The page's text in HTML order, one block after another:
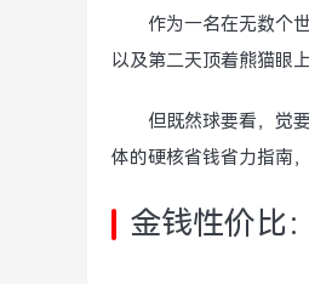
作为一名在无数个
以及第二天顶着熊猫眼
但既然球要看，觉
体的硬核省钱省力指南
金钱性价比